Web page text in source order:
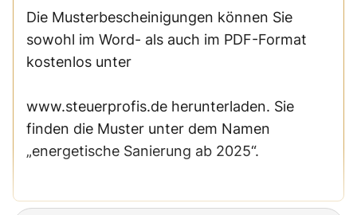
Die Musterbescheinigungen können Sie
sowohl im Word- als auch im PDF-Format
kostenlos unter
www.steuerprofis.de herunterladen. Sie
finden die Muster unter dem Namen
„energetische Sanierung ab 2025“.